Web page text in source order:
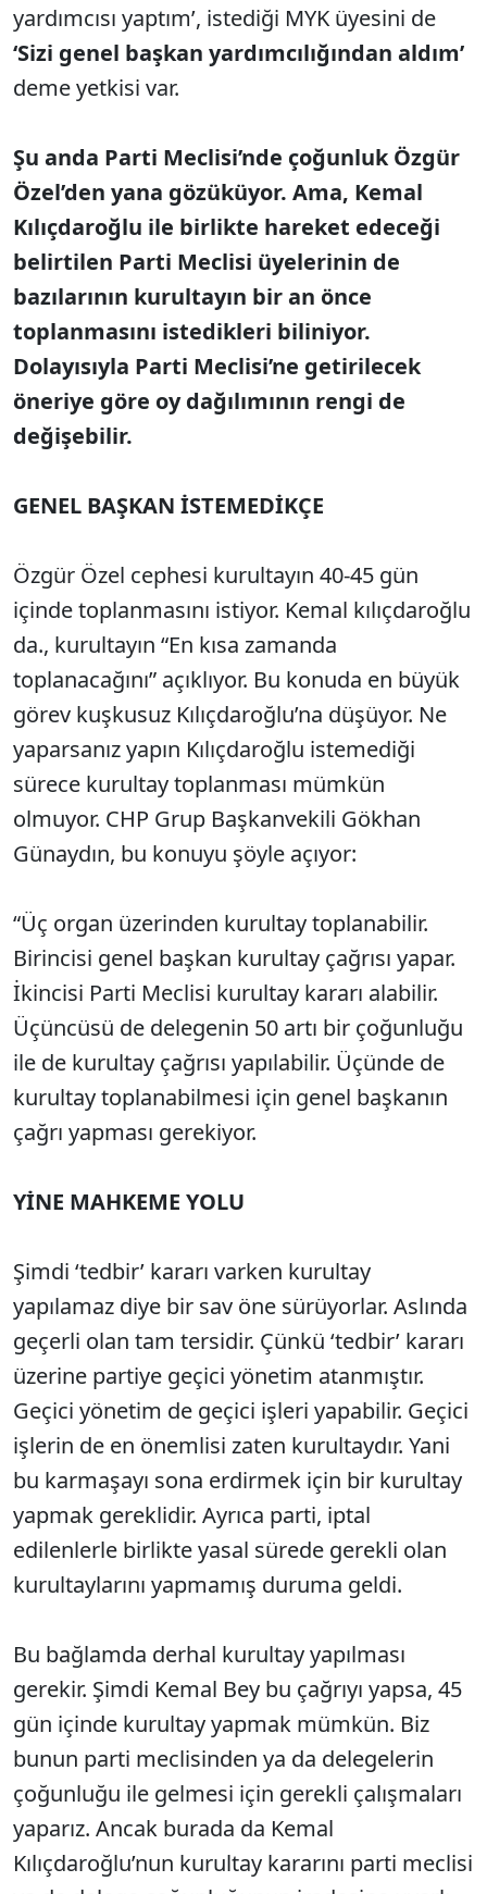
yardımcısı yaptım’, istediği MYK üyesini de
‘Sizi genel başkan yardımcılığından aldım’
deme yetkisi var.
Şu anda Parti Meclisi’nde çoğunluk Özgür
Özel’den yana gözüküyor. Ama, Kemal
Kılıçdaroğlu ile birlikte hareket edeceği
belirtilen Parti Meclisi üyelerinin de
bazılarının kurultayın bir an önce
toplanmasını istedikleri biliniyor.
Dolayısıyla Parti Meclisi’ne getirilecek
öneriye göre oy dağılımının rengi de
değişebilir.
GENEL BAŞKAN İSTEMEDİKÇE
Özgür Özel cephesi kurultayın 40-45 gün
içinde toplanmasını istiyor. Kemal kılıçdaroğlu
da., kurultayın “En kısa zamanda
toplanacağını” açıklıyor. Bu konuda en büyük
görev kuşkusuz Kılıçdaroğlu’na düşüyor. Ne
yaparsanız yapın Kılıçdaroğlu istemediği
sürece kurultay toplanması mümkün
olmuyor. CHP Grup Başkanvekili Gökhan
Günaydın, bu konuyu şöyle açıyor:
“Üç organ üzerinden kurultay toplanabilir.
Birincisi genel başkan kurultay çağrısı yapar.
İkincisi Parti Meclisi kurultay kararı alabilir.
Üçüncüsü de delegenin 50 artı bir çoğunluğu
ile de kurultay çağrısı yapılabilir. Üçünde de
kurultay toplanabilmesi için genel başkanın
çağrı yapması gerekiyor.
YİNE MAHKEME YOLU
Şimdi ‘tedbir’ kararı varken kurultay
yapılamaz diye bir sav öne sürüyorlar. Aslında
geçerli olan tam tersidir. Çünkü ‘tedbir’ kararı
üzerine partiye geçici yönetim atanmıştır.
Geçici yönetim de geçici işleri yapabilir. Geçici
işlerin de en önemlisi zaten kurultaydır. Yani
bu karmaşayı sona erdirmek için bir kurultay
yapmak gereklidir. Ayrıca parti, iptal
edilenlerle birlikte yasal sürede gerekli olan
kurultaylarını yapmamış duruma geldi.
Bu bağlamda derhal kurultay yapılması
gerekir. Şimdi Kemal Bey bu çağrıyı yapsa, 45
gün içinde kurultay yapmak mümkün. Biz
bunun parti meclisinden ya da delegelerin
çoğunluğu ile gelmesi için gerekli çalışmaları
yaparız. Ancak burada da Kemal
Kılıçdaroğlu’nun kurultay kararını parti meclisi